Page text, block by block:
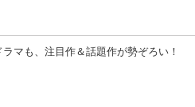
マも、注目作＆話題作が勢ぞろい！